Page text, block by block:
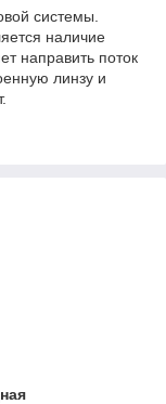
системы.
наличие
направить поток
линзу и